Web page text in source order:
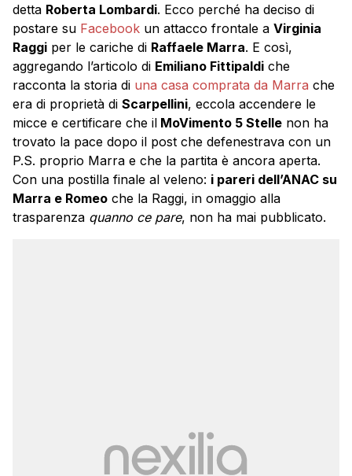
detta Roberta Lombardi. Ecco perché ha deciso di
postare su Facebook un attacco frontale a Virginia
Raggi per le cariche di Raffaele Marra. E così,
aggregando l’articolo di Emiliano Fittipaldi che
racconta la storia di una casa comprata da Marra che
era di proprietà di Scarpellini, eccola accendere le
micce e certificare che il MoVimento 5 Stelle non ha
trovato la pace dopo il post che defenestrava con un
P.S. proprio Marra e che la partita è ancora aperta.
Con una postilla finale al veleno: i pareri dell’ANAC su
Marra e Romeo che la Raggi, in omaggio alla
trasparenza quanno ce pare, non ha mai pubblicato.